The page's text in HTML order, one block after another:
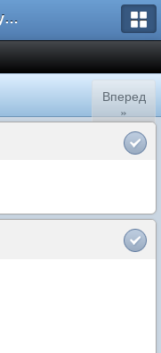
Форум для студента СГА
Вперед
»